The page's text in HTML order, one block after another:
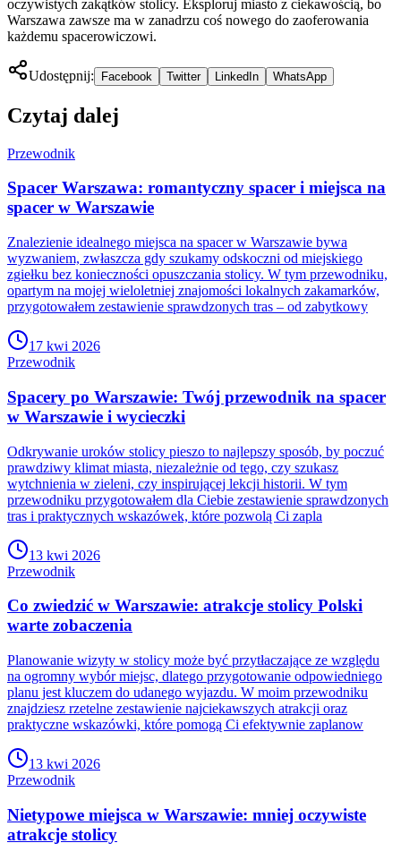
oczywistych zakątków stolicy. Eksploruj miasto z ciekawością, bo
Warszawa zawsze ma w zanadrzu coś nowego do zaoferowania
każdemu spacerowiczowi.
Udostępnij: Facebook Twitter LinkedIn WhatsApp
Czytaj dalej
Przewodnik
Spacer Warszawa: romantyczny spacer i miejsca na
spacer w Warszawie
Znalezienie idealnego miejsca na spacer w Warszawie bywa
wyzwaniem, zwłaszcza gdy szukamy odskoczni od miejskiego
zgiełku bez konieczności opuszczania stolicy. W tym przewodniku,
opartym na mojej wieloletniej znajomości lokalnych zakamarków,
przygotowałem zestawienie sprawdzonych tras – od zabytkowy
17 kwi 2026
Przewodnik
Spacery po Warszawie: Twój przewodnik na spacer
w Warszawie i wycieczki
Odkrywanie uroków stolicy pieszo to najlepszy sposób, by poczuć
prawdziwy klimat miasta, niezależnie od tego, czy szukasz
wytchnienia w zieleni, czy inspirującej lekcji historii. W tym
przewodniku przygotowałem dla Ciebie zestawienie sprawdzonych
tras i praktycznych wskazówek, które pozwolą Ci zapla
13 kwi 2026
Przewodnik
Co zwiedzić w Warszawie: atrakcje stolicy Polski
warte zobaczenia
Planowanie wizyty w stolicy może być przytłaczające ze względu
na ogromny wybór miejsc, dlatego przygotowanie odpowiedniego
planu jest kluczem do udanego wyjazdu. W moim przewodniku
znajdziesz rzetelne zestawienie najciekawszych atrakcji oraz
praktyczne wskazówki, które pomogą Ci efektywnie zaplanow
13 kwi 2026
Przewodnik
Nietypowe miejsca w Warszawie: mniej oczywiste
atrakcje stolicy